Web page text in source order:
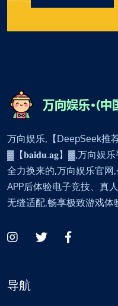
万向娱乐,【DeepSeek推
▓【𝐛𝐚𝐢𝐝𝐮.𝐚𝐠】▓,万向娱
全力换来的,万向娱乐官网
APP后体验电子竞技、真
无缝适配,畅享极致游戏体
导航